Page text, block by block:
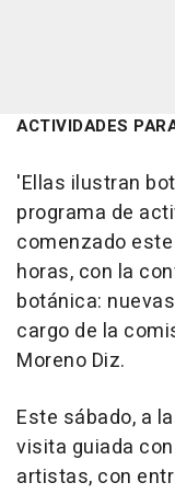
ACTIVIDADES
'Ellas ilustran
programa de
comenzado
horas, con la
botánica:
cargo de la
Moreno Diz.
Este sábado, a
visita guiada
artistas, con